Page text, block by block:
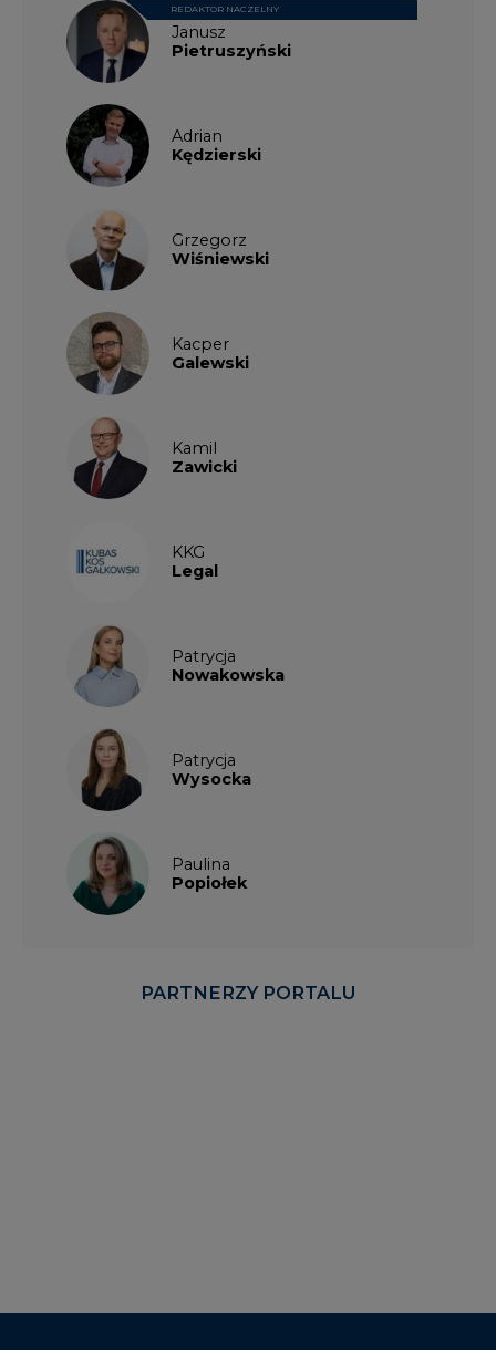
Janusz
Pietruszyński
REDAKTOR NACZELNY
Adrian
Kędzierski
Grzegorz
Wiśniewski
Kacper
Galewski
Kamil
Zawicki
KKG
Legal
Patrycja
Nowakowska
Patrycja
Wysocka
Paulina
Popiołek
PARTNERZY PORTALU